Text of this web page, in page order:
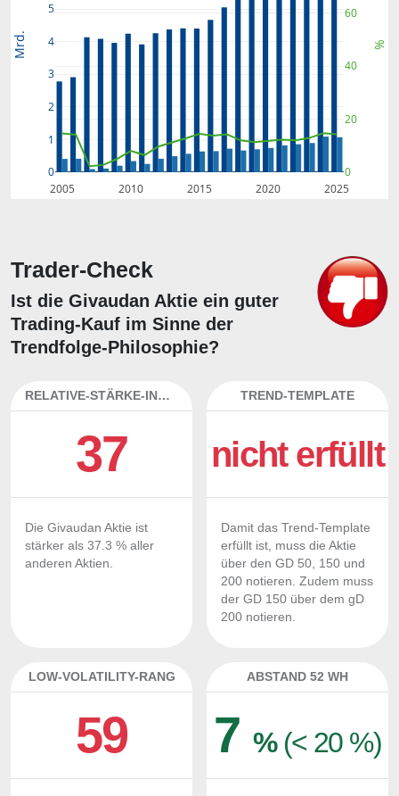
2005 2010 2015 2020 2025
0
1
2
3
4
5
0
20
40
60
Mrd. %
Trader-Check
Ist die Givaudan Aktie ein guter
Trading-Kauf im Sinne der
Trendfolge-Philosophie?
RELATIVE-STÄRKE-INDEX
37
Die Givaudan Aktie ist
stärker als 37.3 % aller
anderen Aktien.
TREND-TEMPLATE
nicht erfüllt
Damit das Trend-Template
erfüllt ist, muss die Aktie
über den GD 50, 150 und
200 notieren. Zudem muss
der GD 150 über dem gD
200 notieren.
LOW-VOLATILITY-RANG
59
ABSTAND 52 WH
7 % (< 20 %)